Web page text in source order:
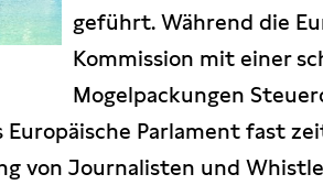
geführt. Während die
Kommission mit einer
Mogelpackungen
Parlament fast
von Journalisten und